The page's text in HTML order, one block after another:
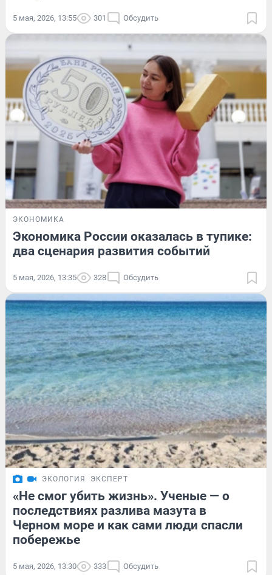
5 мая, 2026, 13:55 301 Обсудить
ЭКОНОМИКА
Экономика России оказалась в тупике:
два сценария развития событий
5 мая, 2026, 13:35 328 Обсудить
ЭКОЛОГИЯ ЭКСПЕРТ
«Не смог убить жизнь». Ученые — о
последствиях разлива мазута в
Черном море и как сами люди спасли
побережье
5 мая, 2026, 13:30 333 Обсудить